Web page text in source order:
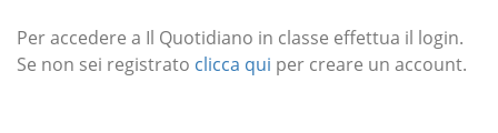
Per accedere a Il Quotidiano in classe effettua il login.
Se non sei registrato clicca qui per creare un account.